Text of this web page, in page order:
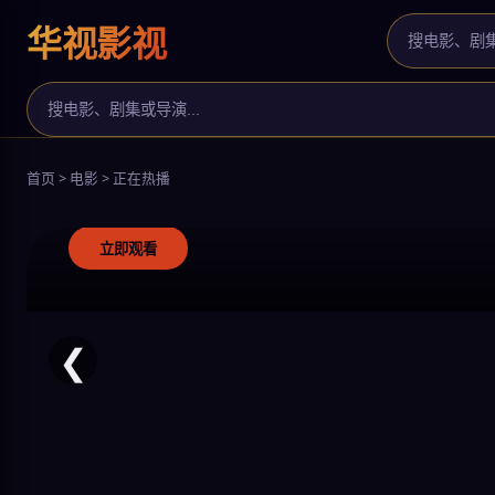
华视影视
首页 > 电影 > 正在热播
热辣滚烫
拳拳真心，热辣蜕变
立即观看
我的阿勒泰
北疆牧歌，治愈之旅
立即观看
庆余年2
范闲归来，风云再起
立即观看
❮